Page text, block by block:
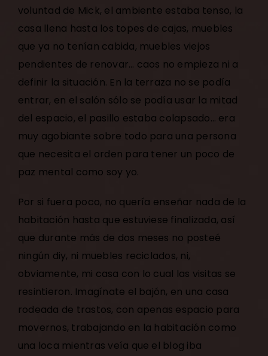
voluntad de Mick, el ambiente estaba tenso, la
casa llena hasta los topes de cajas, muebles
que ya no tenían cabida, muebles viejos
pendientes de renovar… caos no empieza ni a
definir la situación. En la terraza no se podía
entrar, en el salón sólo se podía usar la mitad
del espacio, el pasillo estaba colapsado… era
muy agobiante sobre todo para una persona
que necesita el orden para tener un poco de
paz mental como soy yo.
Por si fuera poco, no quería enseñar nada de la
habitación hasta que estuviese finalizada, así
que durante más de dos meses no posteé
ningún diy, ni muebles reciclados, ni,
obviamente, mi casa con lo cual las visitas se
resintieron. Imagínate el bajón, en una casa
rodeada de trastos, con apenas espacio para
movernos, trabajando en la habitación como
una loca mientras veía que el blog iba